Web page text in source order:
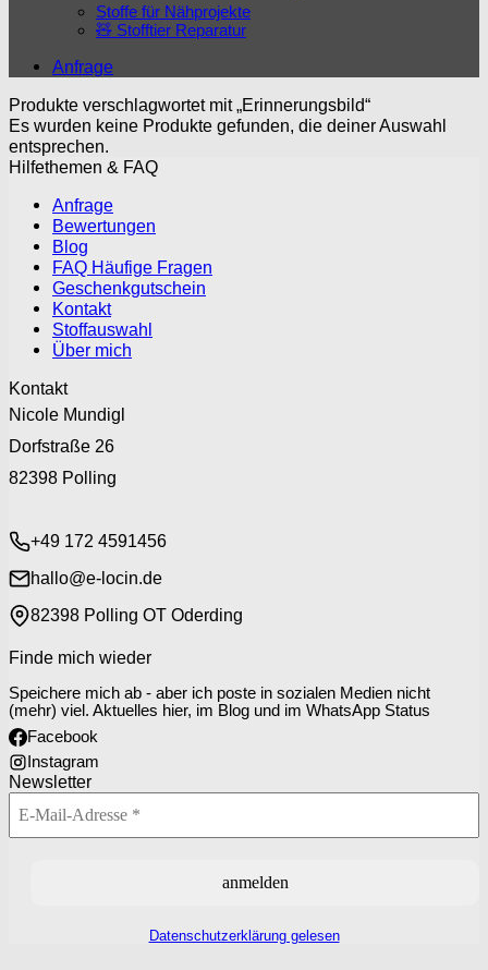
Stoffe für Nähprojekte
🧸 Stofftier Reparatur
Anfrage
Produkte verschlagwortet mit „Erinnerungsbild“
Es wurden keine Produkte gefunden, die deiner Auswahl
entsprechen.
Hilfethemen & FAQ
Anfrage
Bewertungen
Blog
FAQ Häufige Fragen
Geschenkgutschein
Kontakt
Stoffauswahl
Über mich
Kontakt
Nicole Mundigl
Dorfstraße 26
82398 Polling
+49 172 4591456
hallo@e-locin.de
82398 Polling OT Oderding
Finde mich wieder
Speichere mich ab - aber ich poste in sozialen Medien nicht
(mehr) viel. Aktuelles hier, im Blog und im WhatsApp Status
Facebook
Instagram
Newsletter
Datenschutzerklärung gelesen